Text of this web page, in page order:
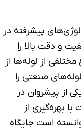
پیشرفته در
و دقت بالا را
از لوله‌ها از
صنعتی را
از پیشروان در
بهره‌گیری از
است جایگاه